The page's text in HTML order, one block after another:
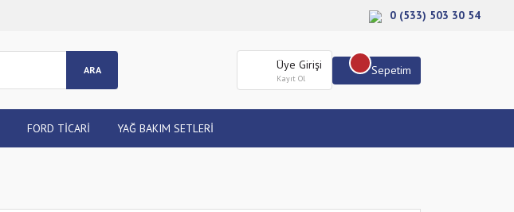
0 (533) 503 30 54
ARA Üye Girişi
Kayıt Ol
Sepetim
FORD TİCARİ YAĞ BAKIM SETLERİ